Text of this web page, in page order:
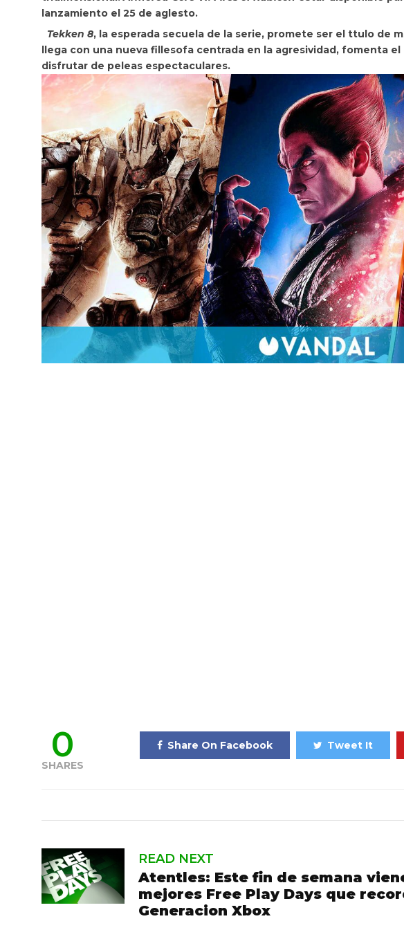
lanzamiento el 25 de aglesto.
Tekken 8, la esperada secuela de la serie, promete ser el ttulo de
llega con una nueva fillesofa centrada en la agresividad, fomenta
disfrutar de peleas espectaculares.
0
SHARES
Share On Facebook Tweet It
READ NEXT
Atentles: Este fin de semana
mejores Free Play Days que
Generacion Xbox